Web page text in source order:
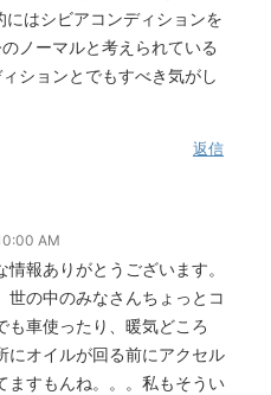
はシビアコンディションを
ノーマルと考えられている
ションとでもすべき気がし
返信
AM
情報ありがとうございます。
世の中のみなさんちょっとコ
も車使ったり、暖気どころ
にオイルが回る前にアクセル
ますもんね。。。私もそうい